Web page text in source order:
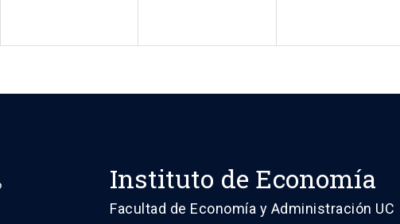
Instituto de Economía
Facultad de Economía y Administración UC